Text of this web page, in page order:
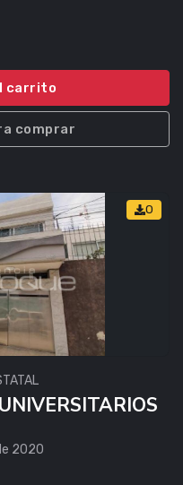
carrito
comprar
0
2020